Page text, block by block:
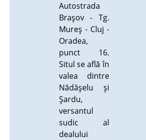
Autostrada
Braşov - Tg.
Mureş - Cluj -
Oradea,
punct 16.
Situl se află în
valea dintre
Nădăşelu şi
Şardu,
versantul
sudic al
dealului